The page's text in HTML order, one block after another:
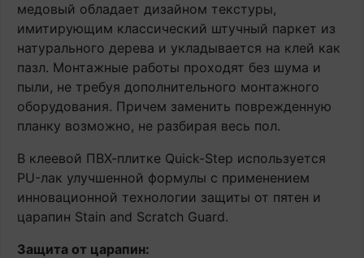
медовый обладает дизайном текстуры,
имитирующим классический штучный паркет из
натурального дерева и укладывается на клей как
пазл. Монтажные работы проходят без шума и
пыли, не требуя дополнительного монтажного
оборудования. Причем заменить поврежденную
планку возможно, не разбирая весь пол.
В клеевой ПВХ-плитке Quick-Step используется
PU-лак улучшенной формулы с применением
инновационной технологии защиты от пятен и
царапин Stain and Scratch Guard.
Защита от царапин: